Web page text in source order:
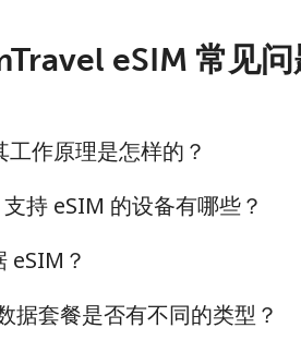
eSIM 常见
作原理是怎样的？
持 eSIM 的设备有哪些？
eSIM？
据套餐是否有不同的类型？